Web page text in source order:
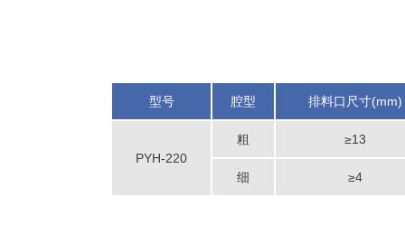
型号 腔型 排料口尺寸(mm)
PYH-220
粗 ≥13
细 ≥4